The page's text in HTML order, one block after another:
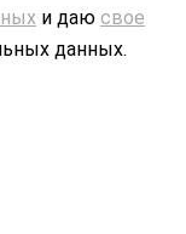
и даю свое
данных.